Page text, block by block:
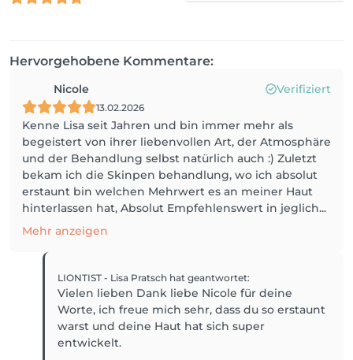
Hervorgehobene Kommentare:
Nicole Verifiziert
13.02.2026
Kenne Lisa seit Jahren und bin immer mehr als
begeistert von ihrer liebenvollen Art, der Atmosphäre
und der Behandlung selbst natürlich auch :) Zuletzt
bekam ich die Skinpen behandlung, wo ich absolut
erstaunt bin welchen Mehrwert es an meiner Haut
hinterlassen hat, Absolut Empfehlenswert in jeglich...
Mehr anzeigen
LIONTIST - Lisa Pratsch hat geantwortet:
Vielen lieben Dank liebe Nicole für deine
Worte, ich freue mich sehr, dass du so erstaunt
warst und deine Haut hat sich super
entwickelt.